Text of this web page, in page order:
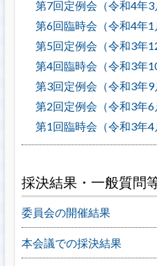
第7回定例会（令和4年3
第6回臨時会（令和4年1
第5回定例会（令和3年
第4回臨時会（令和3年
第3回定例会（令和3年9
第2回定例会（令和3年6
第1回臨時会（令和3年4
採決結果・一般質問
委員会の開催結果
本会議での採決結果